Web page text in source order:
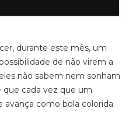
durante este mês, um
de não virem a
não sabem nem sonham
que cada vez que um
como bola colorida